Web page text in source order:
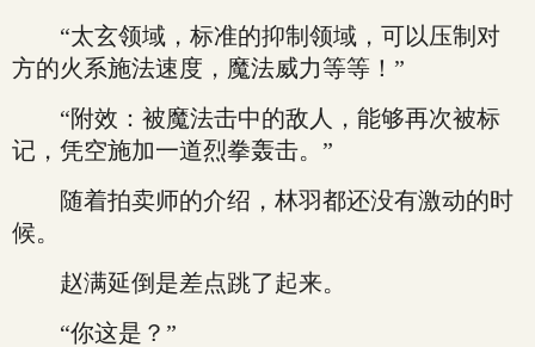
“太玄领域，标准的抑制领域，可以压制对
方的火系施法速度，魔法威力等等！”
“附效：被魔法击中的敌人，能够再次被标
记，凭空施加一道烈拳轰击。”
随着拍卖师的介绍，林羽都还没有激动的时
候。
赵满延倒是差点跳了起来。
“你这是？”